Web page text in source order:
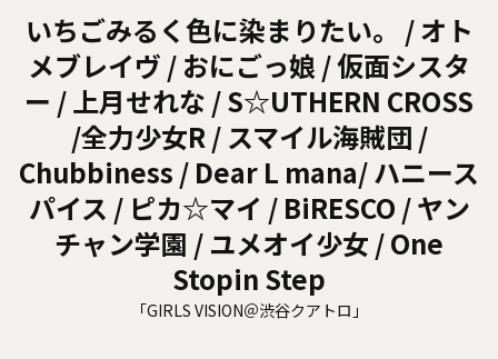
いちごみるく色に染まりたい。 / オト
メブレイヴ / おにごっ娘 / 仮面シスタ
ー / 上月せれな / S☆UTHERN CROSS
/全力少女R / スマイル海賊団 /
Chubbiness / Dear L mana/ ハニース
パイス / ピカ☆マイ / BiRESCO / ヤン
チャン学園 / ユメオイ少女 / One
Stopin Step
「GIRLS VISION＠渋谷クアトロ」